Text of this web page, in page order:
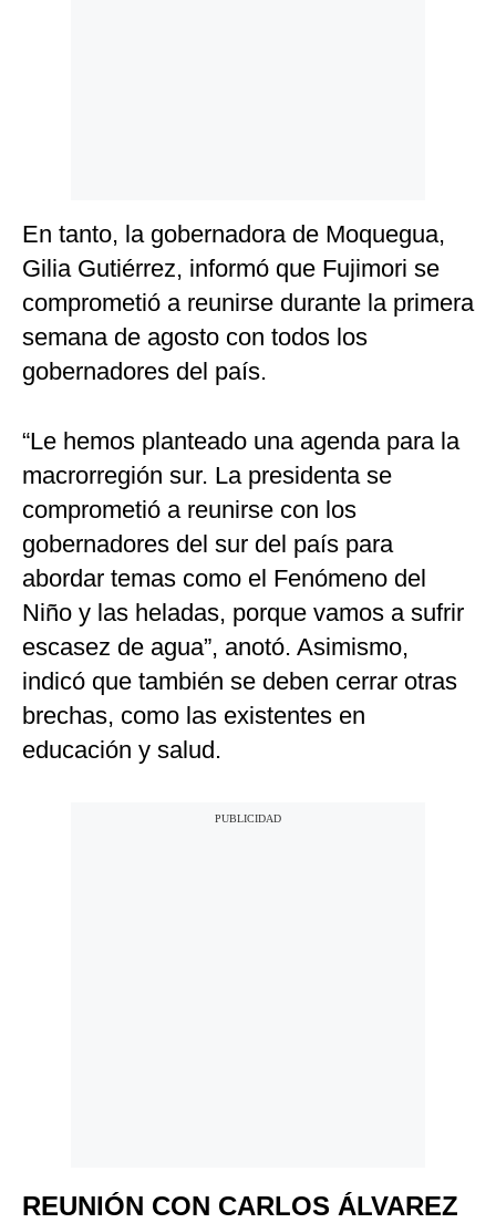
En tanto, la gobernadora de Moquegua,
Gilia Gutiérrez, informó que Fujimori se
comprometió a reunirse durante la primera
semana de agosto con todos los
gobernadores del país.
“Le hemos planteado una agenda para la
macrorregión sur. La presidenta se
comprometió a reunirse con los
gobernadores del sur del país para
abordar temas como el Fenómeno del
Niño y las heladas, porque vamos a sufrir
escasez de agua”, anotó. Asimismo,
indicó que también se deben cerrar otras
brechas, como las existentes en
educación y salud.
REUNIÓN CON CARLOS ÁLVAREZ